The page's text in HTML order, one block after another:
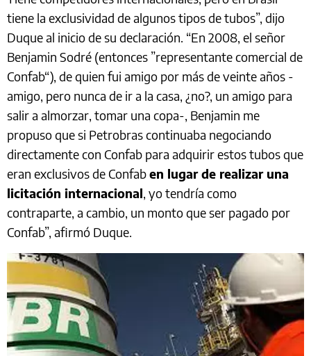
tiene la exclusividad de algunos tipos de tubos”, dijo
Duque al inicio de su declaración. “En 2008, el señor
Benjamin Sodré (entonces ”representante comercial de
Confab“), de quien fui amigo por más de veinte años -
amigo, pero nunca de ir a la casa, ¿no?, un amigo para
salir a almorzar, tomar una copa-, Benjamin me
propuso que si Petrobras continuaba negociando
directamente con Confab para adquirir estos tubos que
eran exclusivos de Confaben lugar de realizar una
licitación internacional, yo tendría como
contraparte, a cambio, un monto que ser pagado por
Confab”, afirmó Duque.